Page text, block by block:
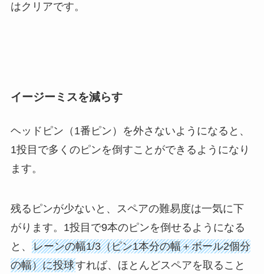
はクリアです。
イージーミスを減らす
ヘッドピン（1番ピン）を外さないようになると、
1投目で多くのピンを倒すことができるようになり
ます。
残るピンが少ないと、スペアの難易度は一気に下
がります。1投目で9本のピンを倒せるようになる
と、 レーンの幅1/3（ピン1本分の幅＋ボール2個分
の幅）に投球すれば、ほとんどスペアを取ること